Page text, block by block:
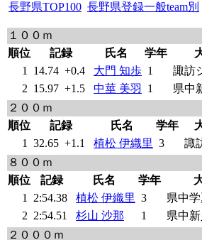
長野県TOP100 長野県登録一般team別
１００ｍ
順位
記録 氏名 学年
1
14.74 +0.4 大門 知歩 1 諏訪
2 15.97 +1.5 中莖 美羽 1 県中
２００ｍ
順位
記録 氏名 学年
1
32.65 +1.1 植松 伊織里 3 諏
８００ｍ
順位
記録 氏名 学年
1
2:54.38 植松 伊織里 3 県中
2 2:54.51 杉山 沙那 1 県中
２０００ｍ